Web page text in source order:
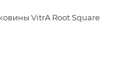
VitrA Root Square